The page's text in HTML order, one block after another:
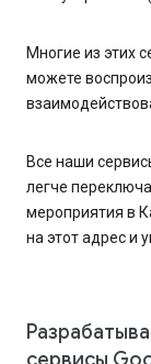
Многие из этих
можете
Все наши
легче
мероприятия в
на этот адрес и